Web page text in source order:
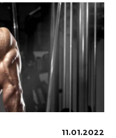
11.01.2022